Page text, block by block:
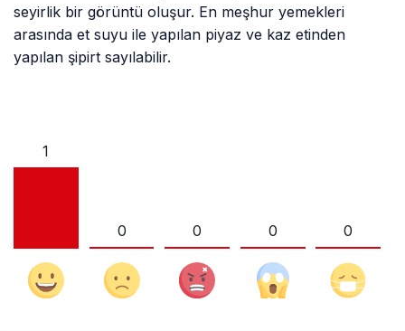
seyirlik bir görüntü oluşur. En meşhur yemekleri
arasında et suyu ile yapılan piyaz ve kaz etinden
yapılan şipirt sayılabilir.
1
0 0 0 0